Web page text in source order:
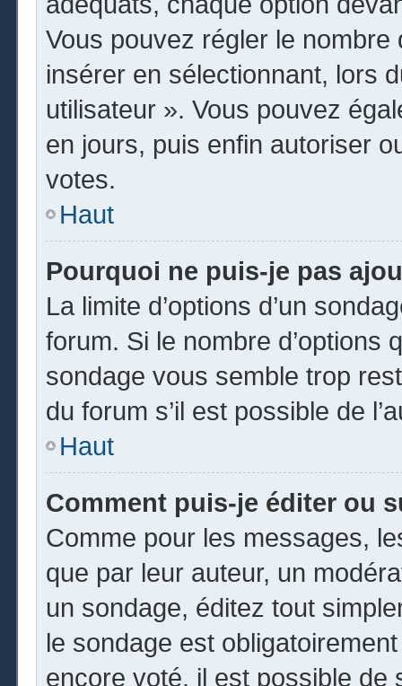
Vous pouvez régler le nombre
insérer en sélectionnant, lors
utilisateur ». Vous pouvez
en jours, puis enfin autoriser
votes.
Haut
Pourquoi ne puis-je pas
La limite d’options d’un
forum. Si le nombre d’options
sondage vous semble trop
du forum s’il est possible de
Haut
Comment puis-je éditer ou
Comme pour les messages,
que par leur auteur, un
un sondage, éditez tout
le sondage est
encore voté, il est possible de